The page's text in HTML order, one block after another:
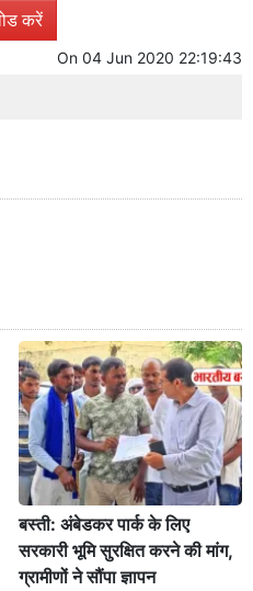
करें
On 04 Jun 2020 22:19:43
बस्ती: अंबेडकर पार्क के लिए
सरकारी भूमि सुरक्षित करने की मांग,
ग्रामीणों ने सौंपा ज्ञापन